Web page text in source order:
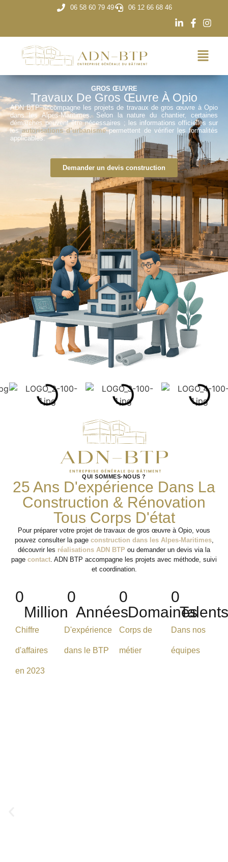
06 58 60 79 49 06 12 66 68 46
GROS ŒUVRE
Travaux De Gros Œuvre À Opio
ADN BTP accompagne les projets de travaux de gros œuvre à Opio
dans les Alpes-Maritimes. Selon la nature du chantier, certaines
démarches peuvent être nécessaires ; les informations officielles sur
lesautorisations d’urbanismepermettent de vérifier les formalités
applicables.
Demander un devis construction
QUI SOMMES-NOUS ?
25 Ans D'expérience Dans La
Construction & Rénovation
Tous Corps D'état
Pour préparer votre projet de travaux de gros œuvre à Opio, vous
pouvez consulter la page construction dans les Alpes-Maritimes,
découvrir les réalisations ADN BTP ou demander un devis via la
page contact . ADN BTP accompagne les projets avec méthode, suivi
et coordination.
Chiffre
d'affaires
en 2023
0
Million
D'expérience
dans le BTP
0
Années
Corps de
métier
0
Domaines
Dans nos
équipes
0
Talents